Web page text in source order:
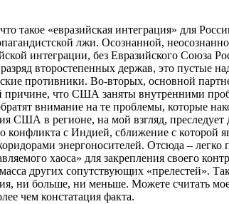
такое «евразийская интеграция» для
лжи. Осознанной,
интеграции, без Евразийского Союза
второстепенных держав, это
противники. Во-вторых, основной
причине, что США заняты внутренними
внимание на те проблемы, которые
США в регионе, на мой взгляд,
с Индией, сближение с которой
энергоносителей. Отсюда – легко
хаоса» для закрепления своего
других сопутствующих «прелестей».
ни больше, ни меньше. Можете считать
чем констатация факта.